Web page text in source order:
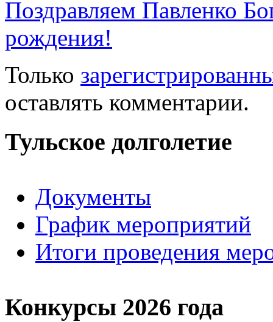
Поздравляем Павленко
рождения!
Только
оставлять комментарии.
Тульское долголетие
Документы
График мероприятий
Итоги проведения
Конкурсы 2026 года